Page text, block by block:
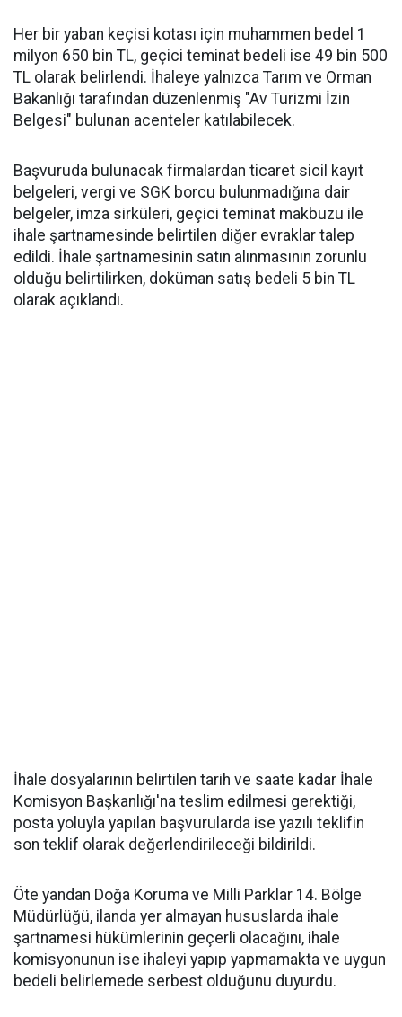
Her bir yaban keçisi kotası için muhammen bedel 1
milyon 650 bin TL, geçici teminat bedeli ise 49 bin 500
TL olarak belirlendi. İhaleye yalnızca Tarım ve Orman
Bakanlığı tarafından düzenlenmiş "Av Turizmi İzin
Belgesi" bulunan acenteler katılabilecek.
Başvuruda bulunacak firmalardan ticaret sicil kayıt
belgeleri, vergi ve SGK borcu bulunmadığına dair
belgeler, imza sirküleri, geçici teminat makbuzu ile
ihale şartnamesinde belirtilen diğer evraklar talep
edildi. İhale şartnamesinin satın alınmasının zorunlu
olduğu belirtilirken, doküman satış bedeli 5 bin TL
olarak açıklandı.
İhale dosyalarının belirtilen tarih ve saate kadar İhale
Komisyon Başkanlığı'na teslim edilmesi gerektiği,
posta yoluyla yapılan başvurularda ise yazılı teklifin
son teklif olarak değerlendirileceği bildirildi.
Öte yandan Doğa Koruma ve Milli Parklar 14. Bölge
Müdürlüğü, ilanda yer almayan hususlarda ihale
şartnamesi hükümlerinin geçerli olacağını, ihale
komisyonunun ise ihaleyi yapıp yapmamakta ve uygun
bedeli belirlemede serbest olduğunu duyurdu.